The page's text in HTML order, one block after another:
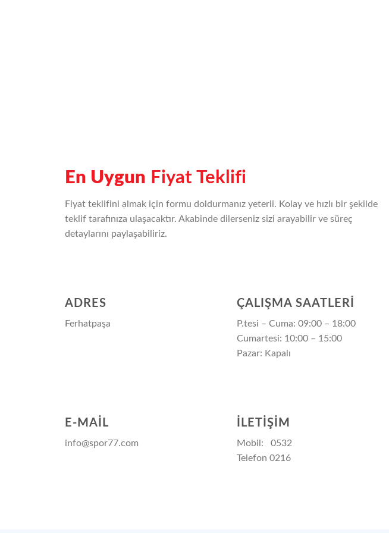
En Uygun Fiyat Teklifi
Fiyat teklifini almak için formu doldurmanız yeterli. Kolay ve hızlı bir şekilde
teklif tarafınıza ulaşacaktır. Akabinde dilerseniz sizi arayabilir ve süreç
detaylarını paylaşabiliriz.
ADRES
Ferhatpaşa
ÇALIŞMA SAATLERI
P.tesi – Cuma: 09:00 – 18:00
Cumartesi: 10:00 – 15:00
Pazar: Kapalı
E-MAIL
info@spor77.com
İLETİŞİM
Mobil: 0532
Telefon 0216